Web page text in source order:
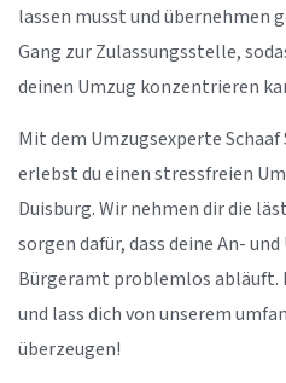
lassen musst und übernehmen
Gang zur Zulassungsstelle,
deinen Umzug konzentrieren
Mit dem Umzugsexperte Schaaf
erlebst du einen stressfreien
Duisburg. Wir nehmen dir die
sorgen dafür, dass deine An-
Bürgeramt problemlos abläuft.
und lass dich von unserem
überzeugen!